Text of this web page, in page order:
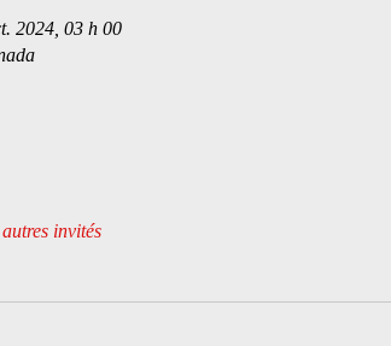
2024, 03 h 00
invités